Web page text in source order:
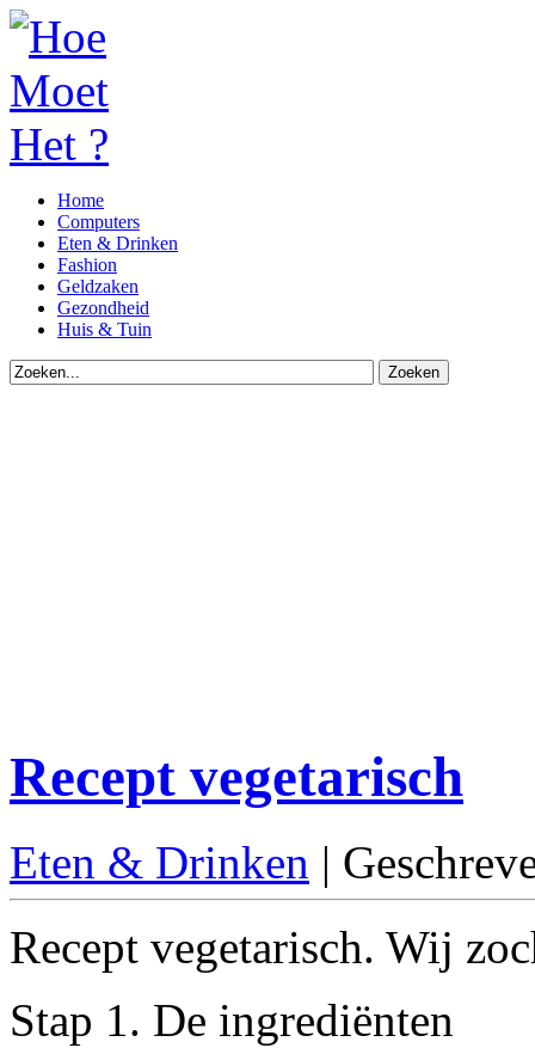
Home
Computers
Eten & Drinken
Fashion
Geldzaken
Gezondheid
Huis & Tuin
Recept vegetarisch
Eten & Drinken |
Recept vegetarisch. Wij
Stap 1. De ingrediënten